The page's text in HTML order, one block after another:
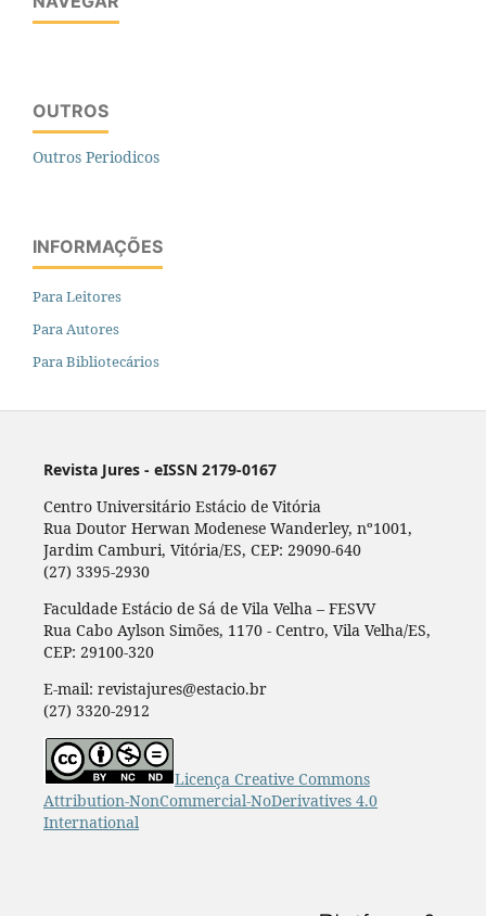
OUTROS
Outros Periodicos
INFORMAÇÕES
Para Leitores
Para Autores
Para Bibliotecários
Revista Jures - eISSN 2179-0167
Centro Universitário Estácio de Vitória
Rua Doutor Herwan Modenese Wanderley, nº1001,
Jardim Camburi, Vitória/ES, CEP: 29090-640
(27) 3395-2930
Faculdade Estácio de Sá de Vila Velha – FESVV
Rua Cabo Aylson Simões, 1170 - Centro, Vila Velha/ES,
CEP: 29100-320
E-mail: revistajures@estacio.br
(27) 3320-2912
Licença Creative Commons
Attribution-NonCommercial-NoDerivatives 4.0
International